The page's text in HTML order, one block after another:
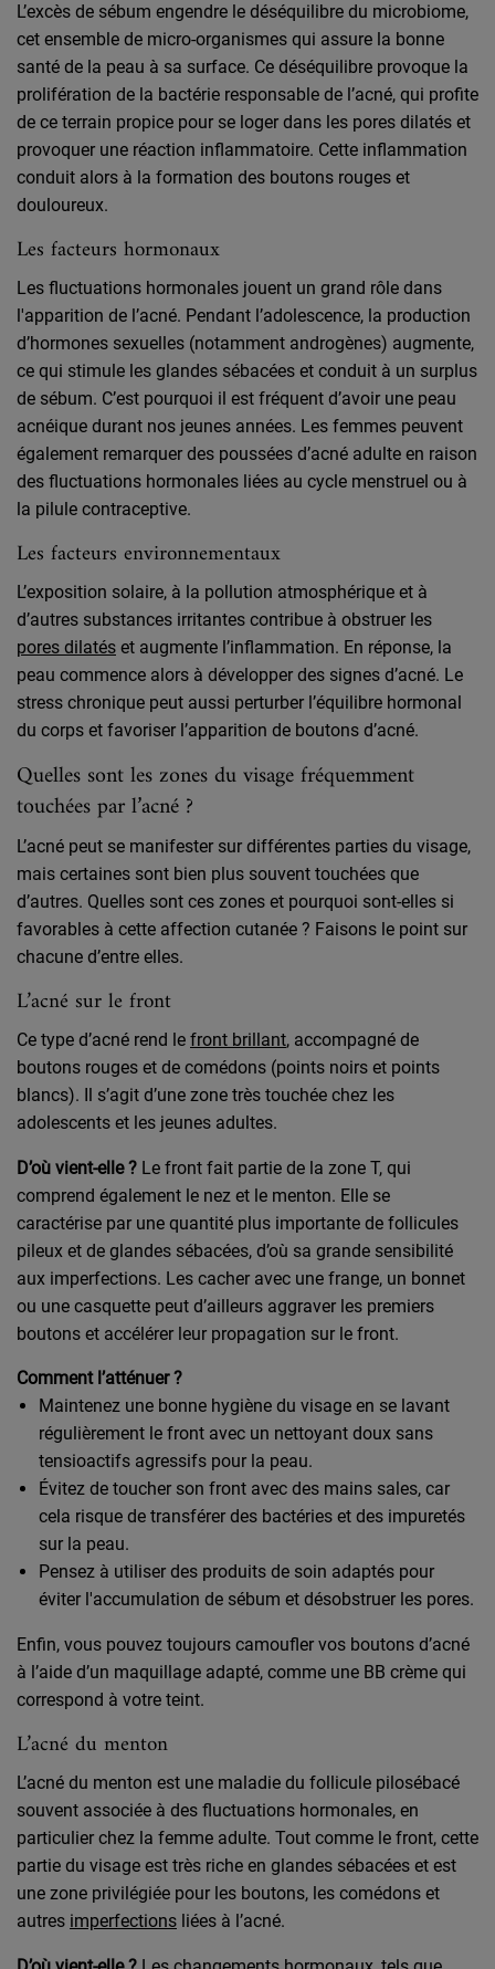
L’excès de sébum engendre le déséquilibre du microbiome,
cet ensemble de micro-organismes qui assure la bonne
santé de la peau à sa surface. Ce déséquilibre provoque la
prolifération de la bactérie responsable de l’acné, qui profite
de ce terrain propice pour se loger dans les pores dilatés et
provoquer une réaction inflammatoire. Cette inflammation
conduit alors à la formation des boutons rouges et
douloureux.
Les facteurs hormonaux
Les fluctuations hormonales jouent un grand rôle dans
l'apparition de l’acné. Pendant l’adolescence, la production
d’hormones sexuelles (notamment androgènes) augmente,
ce qui stimule les glandes sébacées et conduit à un surplus
de sébum. C’est pourquoi il est fréquent d’avoir une peau
acnéique durant nos jeunes années. Les femmes peuvent
également remarquer des poussées d’acné adulte en raison
des fluctuations hormonales liées au cycle menstruel ou à
la pilule contraceptive.
Les facteurs environnementaux
L’exposition solaire, à la pollution atmosphérique et à
d’autres substances irritantes contribue à obstruer les
pores dilatés et augmente l’inflammation. En réponse, la
peau commence alors à développer des signes d’acné. Le
stress chronique peut aussi perturber l’équilibre hormonal
du corps et favoriser l’apparition de boutons d’acné.
Quelles sont les zones du visage fréquemment
touchées par l’acné ?
L’acné peut se manifester sur différentes parties du visage,
mais certaines sont bien plus souvent touchées que
d’autres. Quelles sont ces zones et pourquoi sont-elles si
favorables à cette affection cutanée ? Faisons le point sur
chacune d’entre elles.
L’acné sur le front
Ce type d’acné rend le front brillant, accompagné de
boutons rouges et de comédons (points noirs et points
blancs). Il s’agit d’une zone très touchée chez les
adolescents et les jeunes adultes.
D’où vient-elle ? Le front fait partie de la zone T, qui
comprend également le nez et le menton. Elle se
caractérise par une quantité plus importante de follicules
pileux et de glandes sébacées, d’où sa grande sensibilité
aux imperfections. Les cacher avec une frange, un bonnet
ou une casquette peut d’ailleurs aggraver les premiers
boutons et accélérer leur propagation sur le front.
Comment l’atténuer ?
Maintenez une bonne hygiène du visage en se lavant
régulièrement le front avec un nettoyant doux sans
tensioactifs agressifs pour la peau.
Évitez de toucher son front avec des mains sales, car
cela risque de transférer des bactéries et des impuretés
sur la peau.
Pensez à utiliser des produits de soin adaptés pour
éviter l'accumulation de sébum et désobstruer les pores.
Enfin, vous pouvez toujours camoufler vos boutons d’acné
à l’aide d’un maquillage adapté, comme une BB crème qui
correspond à votre teint.
L’acné du menton
L’acné du menton est une maladie du follicule pilosébacé
souvent associée à des fluctuations hormonales, en
particulier chez la femme adulte. Tout comme le front, cette
partie du visage est très riche en glandes sébacées et est
une zone privilégiée pour les boutons, les comédons et
autres imperfections liées à l’acné.